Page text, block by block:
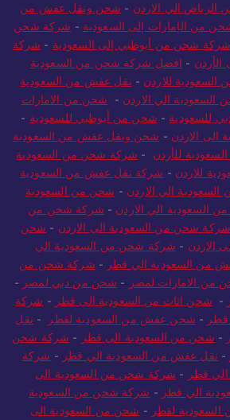
الي الاردن - شحن ونقل عفش من
من الإمارات إلى السعودية - شركة شحن
شركة شحن من أبوظبي إلى السعودية - شركة
- افضل شركة شحن من السعودية
للاردن - نقل عفش من السعودية
الي الاردن - شحن من الامارات
للسعودية - شحن من أبوظبي للسعودية -
الاردن - شحن ونقل عفش من السعودية
للأردن - شركة شحن من السعودية
للاردن - شركة نقل عفش من السعودية
الي الاردن - شحن من السعودية
السعودية الي الاردن - شركة شحن من
شركة شحن من السعودية الى الاردن - شحن
الاردن - شركة شحن من السعودية الي
من السعودية الي قطر - شركة شحن من
من الامارات لمصر - شحن من دبي لمصر -
- شحن اثاث من السعودية الى قطر - شركة
- شحن عفش من السعودية لقطر - نقل
- شحن من السعودية الى قطر - شركة شحن
- نقل عفش من السعودية الي قطر - شركة
قطر - شركة شحن من السعودية الى
الي قطر - شركة شحن من السعودية
لقطر - شحن من السعودية الى